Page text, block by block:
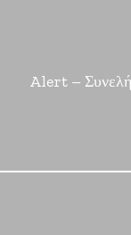
Alert –